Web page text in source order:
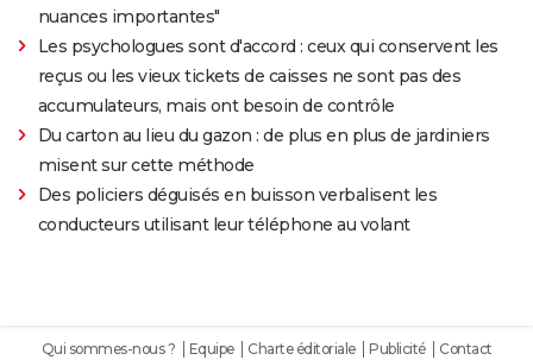
nuances importantes"
Les psychologues sont d'accord : ceux qui conservent les
reçus ou les vieux tickets de caisses ne sont pas des
accumulateurs, mais ont besoin de contrôle
Du carton au lieu du gazon : de plus en plus de jardiniers
misent sur cette méthode
Des policiers déguisés en buisson verbalisent les
conducteurs utilisant leur téléphone au volant
Qui sommes-nous ? Equipe Charte éditoriale Publicité Contact